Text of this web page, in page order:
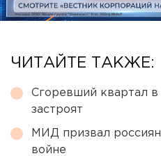
ЧИТАЙТЕ ТАКЖЕ:
Сгоревший квартал
застроят
МИД призвал
войне